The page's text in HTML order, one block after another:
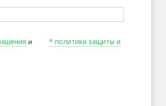
и
* политики защиты и